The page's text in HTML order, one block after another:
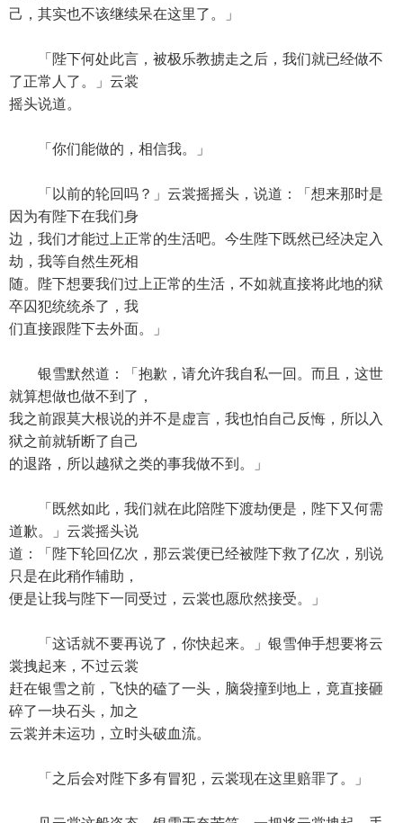
己，其实也不该继续呆在这里了。」
「陛下何处此言，被极乐教掳走之后，我们就已经做不
了正常人了。」云裳
摇头说道。
「你们能做的，相信我。」
「以前的轮回吗？」云裳摇摇头，说道：「想来那时是
因为有陛下在我们身
边，我们才能过上正常的生活吧。今生陛下既然已经决定入
劫，我等自然生死相
随。陛下想要我们过上正常的生活，不如就直接将此地的狱
卒囚犯统统杀了，我
们直接跟陛下去外面。」
银雪默然道：「抱歉，请允许我自私一回。而且，这世
就算想做也做不到了，
我之前跟莫大根说的并不是虚言，我也怕自己反悔，所以入
狱之前就斩断了自己
的退路，所以越狱之类的事我做不到。」
「既然如此，我们就在此陪陛下渡劫便是，陛下又何需
道歉。」云裳摇头说
道：「陛下轮回亿次，那云裳便已经被陛下救了亿次，别说
只是在此稍作辅助，
便是让我与陛下一同受过，云裳也愿欣然接受。」
「这话就不要再说了，你快起来。」银雪伸手想要将云
裳拽起来，不过云裳
赶在银雪之前，飞快的磕了一头，脑袋撞到地上，竟直接砸
碎了一块石头，加之
云裳并未运功，立时头破血流。
「之后会对陛下多有冒犯，云裳现在这里赔罪了。」